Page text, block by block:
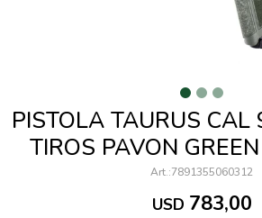
PISTOLA TAURUS CAL
TIROS PAVON
7891355060312
USD 783,00